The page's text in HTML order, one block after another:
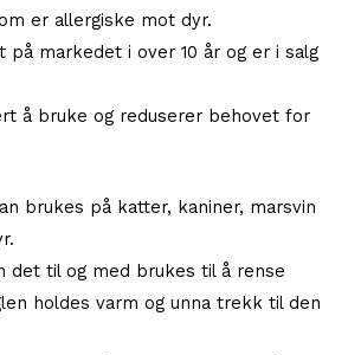
er allergiske mot dyr.
markedet i over 10 år og er i salg
å bruke og reduserer behovet for
brukes på katter, kaniner, marsvin
det til og med brukes til å rense
holdes varm og unna trekk til den